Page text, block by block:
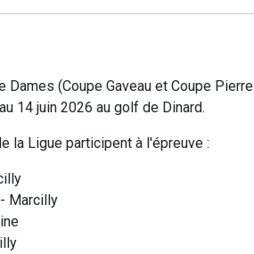
Dames (Coupe Gaveau et Coupe Pierre
14 juin 2026 au golf de Dinard.
la Ligue participent à l'épreuve :
- Marcilly